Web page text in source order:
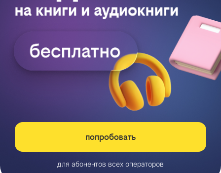
попробовать
для абонентов всех операторов